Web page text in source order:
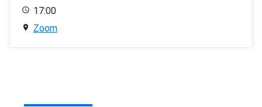
17:00
Zoom